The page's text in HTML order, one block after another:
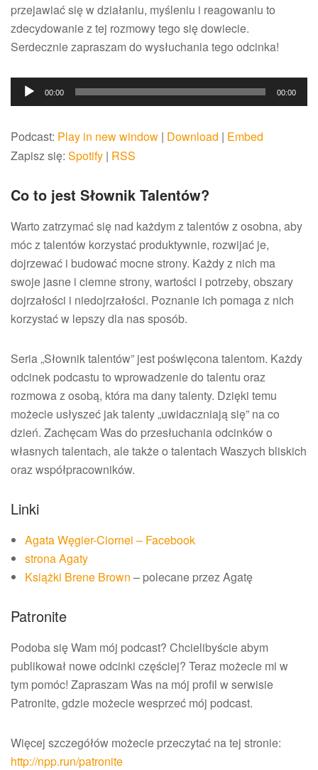
przejawiać się w działaniu, myśleniu i reagowaniu to
zdecydowanie z tej rozmowy tego się dowiecie.
Serdecznie zapraszam do wysłuchania tego odcinka!
Odtwarzacz
plików
00:00 00:00
Podcast: Play in new window | Download | Embed
Zapisz się: Spotify | RSS
Co to jest Słownik Talentów?
Warto zatrzymać się nad każdym z talentów z osobna, aby
móc z talentów korzystać produktywnie, rozwijać je,
dojrzewać i budować mocne strony. Każdy z nich ma
swoje jasne i ciemne strony, wartości i potrzeby, obszary
dojrzałości i niedojrzałości. Poznanie ich pomaga z nich
korzystać w lepszy dla nas sposób.
Seria „Słownik talentów” jest poświęcona talentom. Każdy
odcinek podcastu to wprowadzenie do talentu oraz
rozmowa z osobą, która ma dany talenty. Dzięki temu
możecie usłyszeć jak talenty „uwidaczniają się” na co
dzień. Zachęcam Was do przesłuchania odcinków o
własnych talentach, ale także o talentach Waszych bliskich
oraz współpracowników.
Linki
Agata Węgier-Ciornei – Facebook
strona Agaty
Książki Brene Brown – polecane przez Agatę
Patronite
Podoba się Wam mój podcast? Chcielibyście abym
publikował nowe odcinki częściej? Teraz możecie mi w
tym pomóc! Zapraszam Was na mój profil w serwisie
Patronite, gdzie możecie wesprzeć mój podcast.
Więcej szczegółów możecie przeczytać na tej stronie:
http://npp.run/patronite